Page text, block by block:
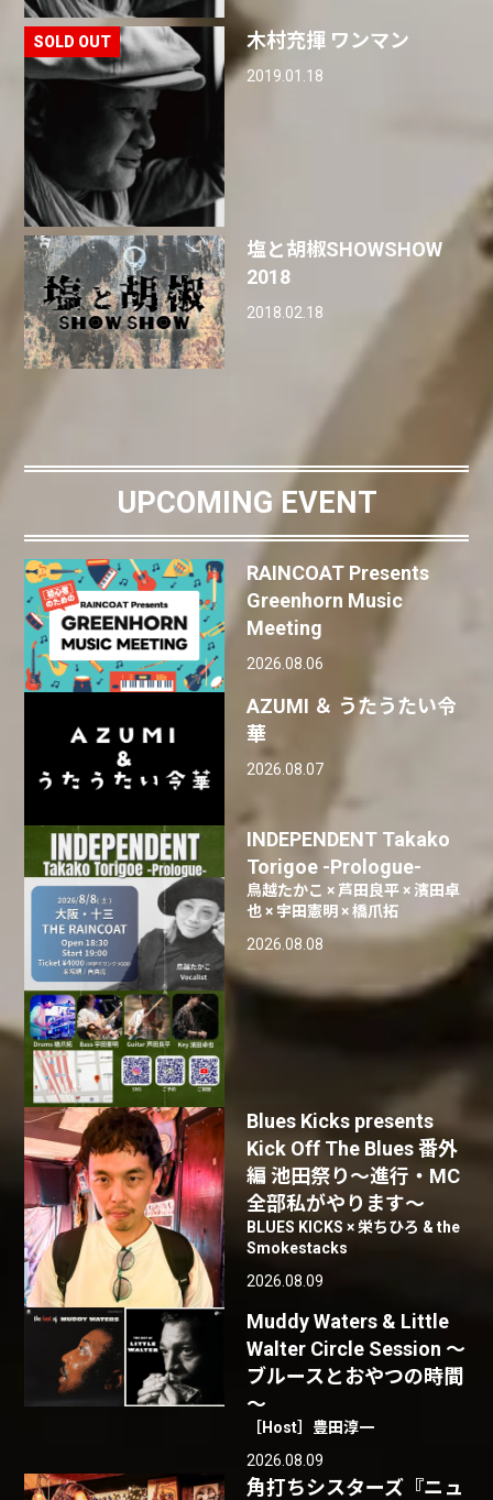
木村充揮 ワンマン
2019.01.18
塩と胡椒SHOWSHOW
2018
2018.02.18
UPCOMING EVENT
RAINCOAT Presents
Greenhorn Music
Meeting
2026.08.06
AZUMI ＆ うたうたい令
華
2026.08.07
INDEPENDENT Takako
Torigoe -Prologue-
鳥越たかこ × 芦田良平 × 濱田卓
也 × 宇田憲明 × 橋爪拓
2026.08.08
Blues Kicks presents
Kick Off The Blues 番外
編 池田祭り〜進行・MC
全部私がやります〜
BLUES KICKS × 栄ちひろ & the
Smokestacks
2026.08.09
Muddy Waters & Little
Walter Circle Session ～
ブルースとおやつの時間
～
［Host］豊田淳一
2026.08.09
角打ちシスターズ『ニュ